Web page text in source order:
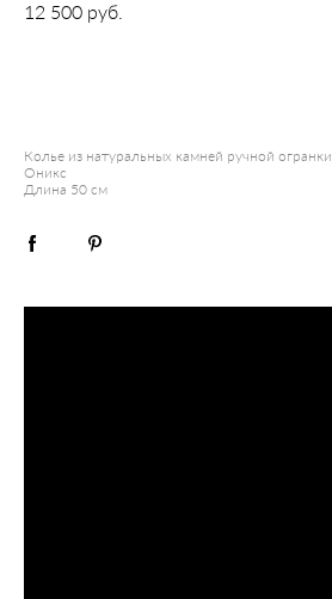
12 500 pуб.
Колье из натуральных камней ручной огранки
Оникс
Длина 50 см